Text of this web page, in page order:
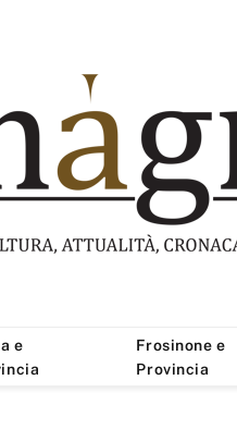
e
Frosinone e
Provincia